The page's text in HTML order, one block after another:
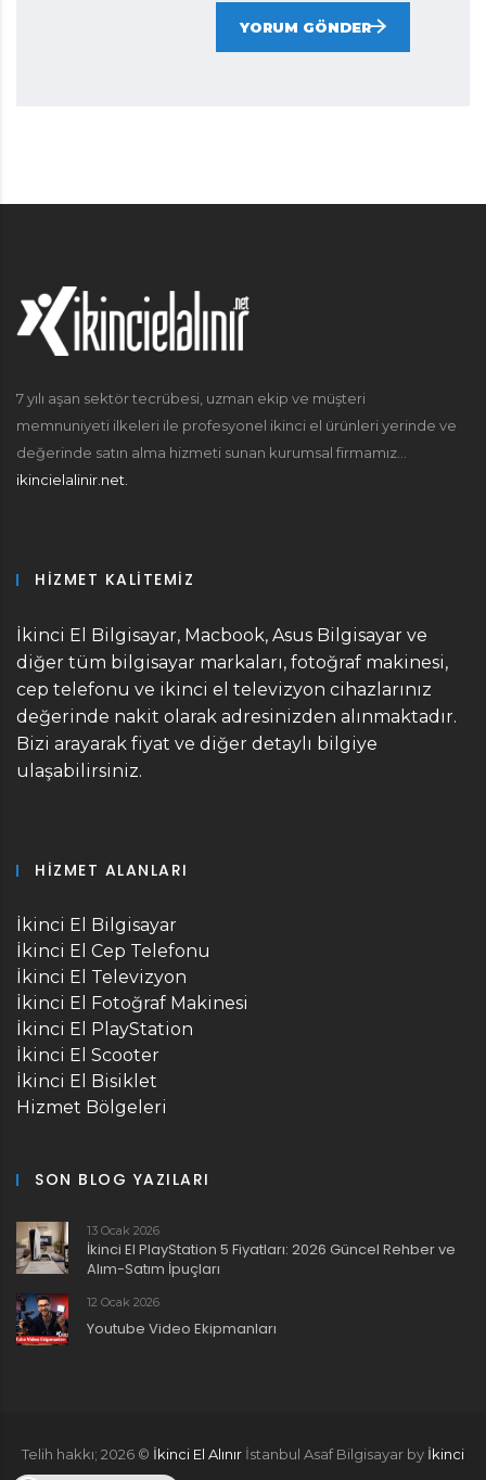
YORUM GÖNDER
7 yılı aşan sektör tecrübesi, uzman ekip ve müşteri
memnuniyeti ilkeleri ile profesyonel ikinci el ürünleri yerinde ve
değerinde satın alma hizmeti sunan kurumsal firmamız...
ikincielalinir.net.
HIZMET KALITEMIZ
İkinci El Bilgisayar, Macbook, Asus Bilgisayar ve
diğer tüm bilgisayar markaları, fotoğraf makinesi,
cep telefonu ve ikinci el televizyon cihazlarınız
değerinde nakit olarak adresinizden alınmaktadır.
Bizi arayarak fiyat ve diğer detaylı bilgiye
ulaşabilirsiniz.
HIZMET ALANLARI
İkinci El Bilgisayar
İkinci El Cep Telefonu
İkinci El Televizyon
İkinci El Fotoğraf Makinesi
İkinci El PlayStation
İkinci El Scooter
İkinci El Bisiklet
Hizmet Bölgeleri
SON BLOG YAZILARI
İkinci El PlayStation 5 Fiyatları: 2026 Güncel Rehber ve
Alım-Satım İpuçları
13 Ocak 2026
Youtube Video Ekipmanları
12 Ocak 2026
Telih hakkı; 2026 © İkinci El Alınır İstanbul Asaf Bilgisayar by İkinci